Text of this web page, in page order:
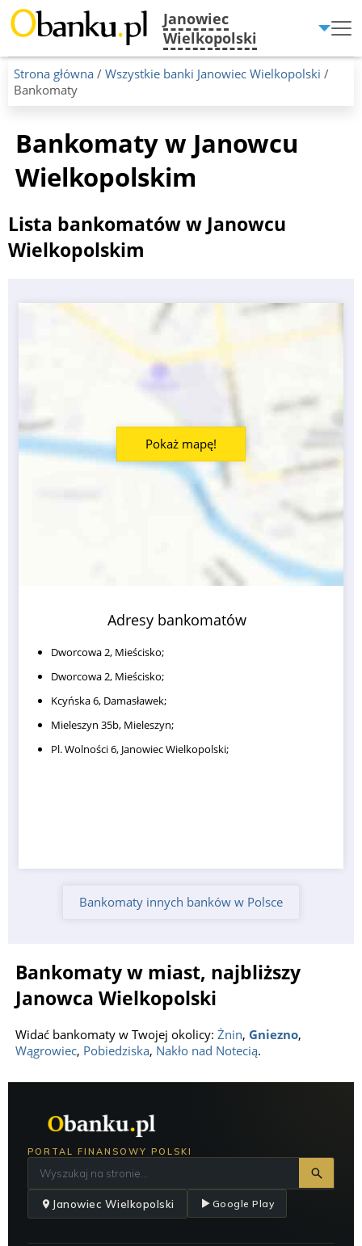
Janowiec
Wielkopolski
Menu
Strona główna / Wszystkie banki Janowiec Wielkopolski /
Bankomaty
Bankomaty w Janowcu
Wielkopolskim
Lista bankomatów w Janowcu
Wielkopolskim
Adresy bankomatów
Dworcowa 2, Mieścisko;
Dworcowa 2, Mieścisko;
Kcyńska 6, Damasławek;
Mieleszyn 35b, Mieleszyn;
Pl. Wolności 6, Janowiec Wielkopolski;
Pokaż mapę!
Bankomaty innych banków w Polsce
Bankomaty w miast, najbliższy
Janowca Wielkopolski
Widać bankomaty w Twojej okolicy: Żnin, Gniezno,
Wągrowiec, Pobiedziska, Nakło nad Notecią.
PORTAL FINANSOWY POLSKI
Janowiec Wielkopolski Google Play